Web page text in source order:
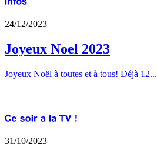
24/12/2023
Joyeux Noel 2023
Joyeux Noël à toutes et à tous! Déjà 12...
31/10/2023